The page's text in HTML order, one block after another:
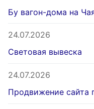
Бу вагон-дома на
24.07.2026
Световая вывеска
24.07.2026
Продвижение сайта